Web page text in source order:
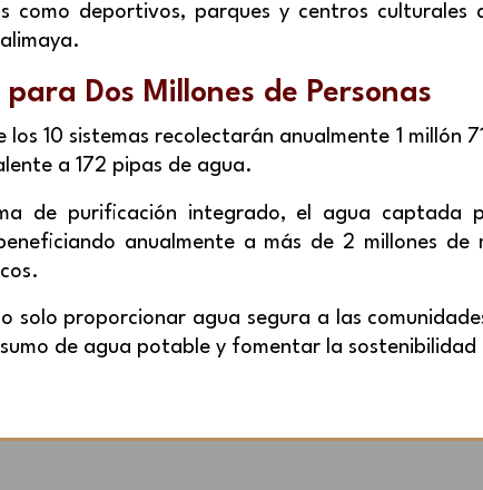
como deportivos, parques y centros culturales
Dos Millones de Personas
los 10 sistemas recolectarán anualmente 1 millón
a 172 pipas de agua.
de purificación integrado, el agua captada
anualmente a más de 2 millones de
solo proporcionar agua segura a las
de agua potable y fomentar la sostenibilidad